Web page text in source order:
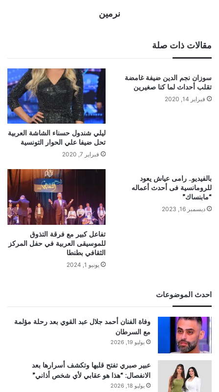
نرمين
مقالات ذات صلة
سوزان نجم الدين ضيفة غامضة
تقلب أحداث لما كنا صغيرين
فبراير 14, 2020
ليلي شندول حسناء الشاشة العربية
تحل ضيفا علي الحوار التونسية
فبراير 7, 2020
بالفيديو.. رامى عياش يعود
للرومانسية فى أحدث أعماله
“مابنساك”
ديسمبر 16, 2023
تفاعل كبير مع فرقة التذوق
للموسيقى العربية في حفل المركز
الثقافي بطنطا
يونيو 1, 2024
احدث الموضوعات
وفاة الفنان أحمد جلال عبد القوي بعد رحلة مؤلمة
مع السرطان
يوليو 19, 2026
عبير صبري تفتح قلبها وتكشف أسرارها بعد
الانفصال: “هذا هو عقابي لأي شخص أذاني”
يوليو 18, 2026